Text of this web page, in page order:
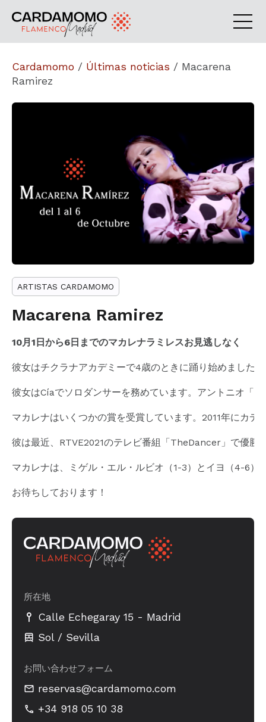
Cardamomo / Últimas noticias / Macarena
Ramirez
ARTISTAS CARDAMOMO
Macarena Ramirez
10月1日から6日までのマカレナラミレスお見逃しなく
彼女はチクラナアカデミーで4歳のときに踊り始めました
彼女はCíaでソロダンサーを務めています。アントニオ「
マカレナはいくつかの賞を受賞しています。2011年にカ
彼は最近、RTVE2021のテレビ番組「TheDancer」で優勝
マカレナは、ミゲル・エル・ルビオ（1-3）とイヨ（4-6
お待ちしております！
所在地
Calle Echegaray 15 - Madrid
Sol / Sevilla
お問い合わせフォーム
reservas@cardamomo.com
+34 918 05 10 38